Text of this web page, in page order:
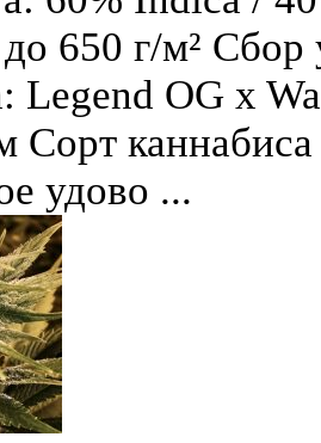
650 г/м² Сбор
Legend OG x
Сорт
удово ...